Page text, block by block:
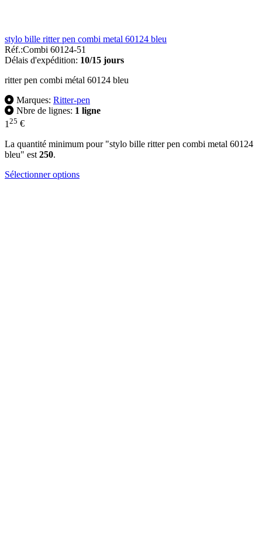
stylo bille ritter pen combi metal 60124 bleu
Réf.:Combi 60124-51
Délais d'expédition: 10/15 jours
ritter pen combi métal 60124 bleu
Marques: Ritter-pen
Nbre de lignes: 1 ligne
1 25 €
La quantité minimum pour "stylo bille ritter pen combi metal 60124
bleu" est 250.
Sélectionner options